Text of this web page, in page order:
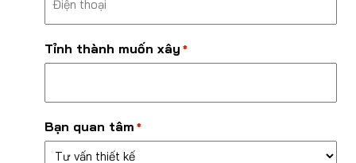
Tỉnh thành muốn xây *
Bạn quan tâm *